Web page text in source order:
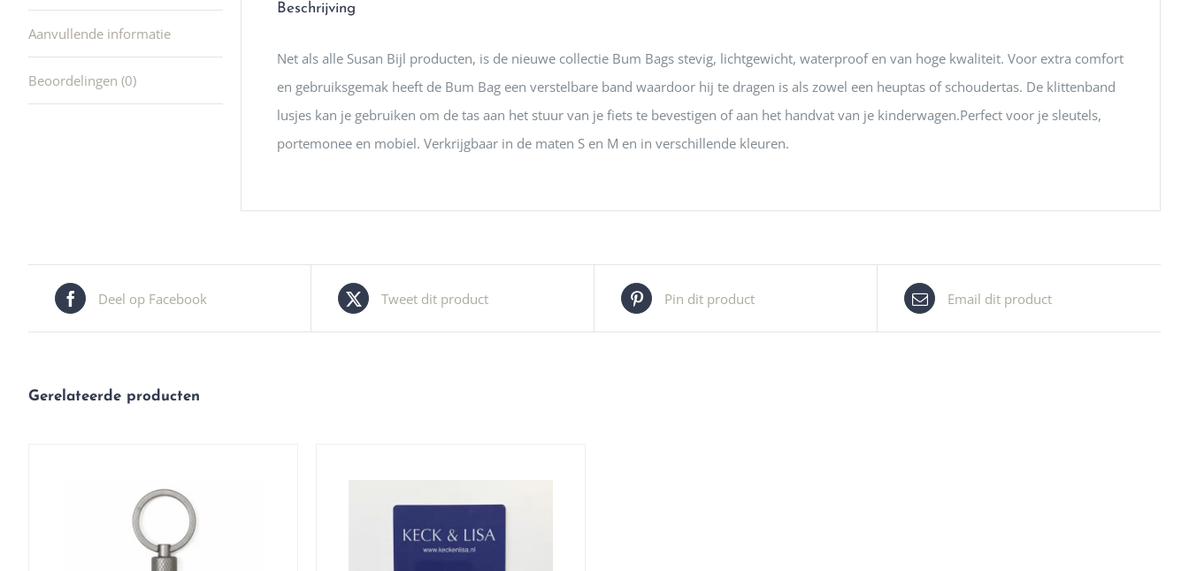
Aanvullende informatie
Beoordelingen (0)
Beschrijving
Net als alle Susan Bijl producten, is de nieuwe collectie Bum Bags stevig, lichtgewicht, waterproof en van hoge kwaliteit. Voor extra comfort
en gebruiksgemak heeft de Bum Bag een verstelbare band waardoor hij te dragen is als zowel een heuptas of schoudertas. De klittenband
lusjes kan je gebruiken om de tas aan het stuur van je fiets te bevestigen of aan het handvat van je kinderwagen.Perfect voor je sleutels,
portemonee en mobiel. Verkrijgbaar in de maten S en M en in verschillende kleuren.
Deel op Facebook Tweet dit product Pin dit product Email dit product
Gerelateerde producten